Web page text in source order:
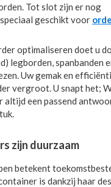
Tot slot zijn er nog
geschikt voor
optimaliseren doet u
legborden, spanbanden
Uw gemak en
vergroot. U snapt het;
altijd een passend
zijn duurzaam
betekent
is dankzij haar